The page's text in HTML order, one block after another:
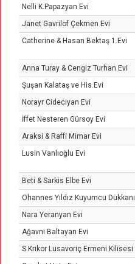
Nelli K.Papazyan Evi
Janet Gavrilof Çekmen Evi
Catherine & Hasan Bektaş 1.Evi
Anna Turay & Cengiz Turhan Evi
Şuşan Kalataş ve His.Evi
Norayr Cideciyan Evi
İffet Nesteren Gürsoy Evi
Araksi & Raffi Mimar Evi
Lusin Vanlıoğlu Evi
Beti & Sarkis Elbe Evi
Ohannes Yıldız Kuyumcu Dükkanı
Nara Yeranyan Evi
Ağavni Baltayan Evi
S.Krikor Lusavoriç Ermeni Kilisesi